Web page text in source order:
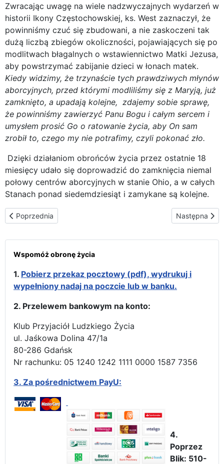
Zwracając uwagę na wiele nadzwyczajnych wydarzeń w
historii Ikony Częstochowskiej, ks. West zaznaczył, że
powinniśmy czuć się zbudowani, a nie zaskoczeni tak
dużą liczbą zbiegów okoliczności, pojawiających się po
modlitwach błagalnych o wstawiennictwo Matki Jezusa,
aby powstrzymać zabijanie dzieci w łonach matek.
Kiedy widzimy, że trzynaście tych prawdziwych młynów
aborcyjnych, przed którymi modliliśmy się z Maryją, już
zamknięto, a upadają kolejne, zdajemy sobie sprawę,
że powinniśmy zawierzyć Panu Bogu i całym sercem i
umysłem prosić Go o ratowanie życia, aby On sam
zrobił to, czego my nie potrafimy, czyli pokonać zło.
Dzięki działaniom obrońców życia przez ostatnie 18
miesięcy udało się doprowadzić do zamknięcia niemal
połowy centrów aborcyjnych w stanie Ohio, a w całych
Stanach ponad siedemdziesiąt i zamykane są kolejne.
Poprzednia strona: U Misjonarek Miłości w Los Angeles oraz w
Poprzednia Następna
Następna
Wspomóż obronę życia
1. Pobierz przekaz pocztowy (pdf), wydrukuj i
wypełniony nadaj na poczcie lub w banku.
2. Przelewem bankowym na konto:
Klub Przyjaciół Ludzkiego Życia
ul. Jaśkowa Dolina 47/1a
80-286 Gdańsk
Nr rachunku: 05 1240 1242 1111 0000 1587 7356
3. Za pośrednictwem PayU:
4.
Poprzez
Blik: 510-